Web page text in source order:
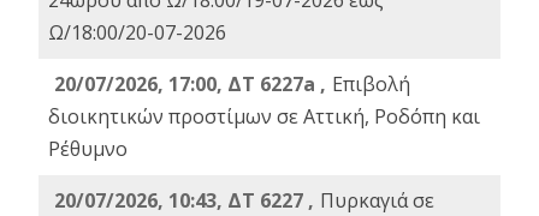
Ω/18:00/20-07-2026
20/07/2026, 17:00, ΔΤ 6227a , Επιβολή
διοικητικών προστίμων σε Αττική, Ροδόπη και
Ρέθυμνο
20/07/2026, 10:43, ΔΤ 6227 , Πυρκαγιά σε